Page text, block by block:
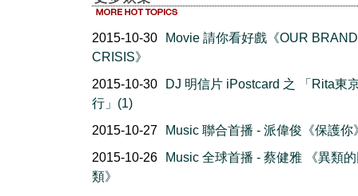
2015-10-30
Movie 請你看好戲《OUR
CRISIS》
2015-10-30
DJ 明信片 iPostcard 之 「Rita東
行」(1)
2015-10-27
Music 聯合首播 - 派偉俊《保護你
2015-10-26
Music 全球首播 - 蔡健雅 《異類
類》